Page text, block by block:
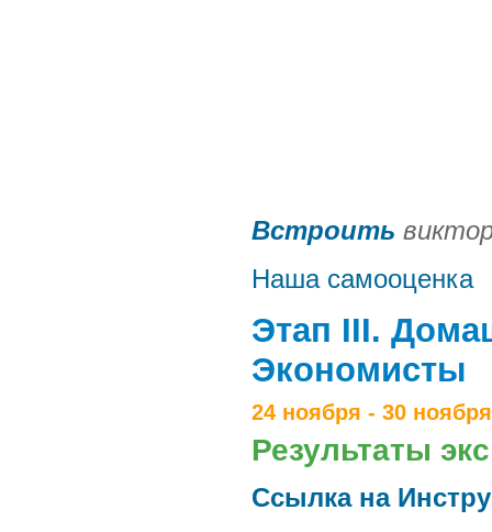
Встроить
Наша самооценка
Этап III.
Экономисты
24 ноября - 30 ноября
Результаты
Ссылка на